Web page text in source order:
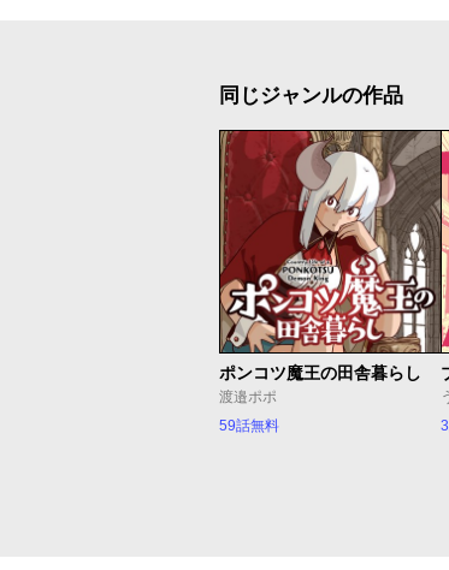
同じジャンルの作品
ポンコツ魔王の田舎暮らし
渡邉ポポ
59話無料